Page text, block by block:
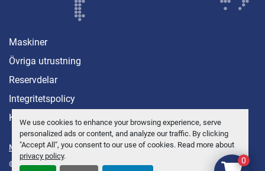
We use cookies to enhance your browsing experience, serve
personalized ads or content, and analyze our traffic. By clicking
"Accept All", you consent to our use of cookies. Read more about
privacy policy.
Maskiner
Övriga utrustning
Reservdelar
Integritetspolicy
Kontakt
Manage Cookies
© Copyright Anders Brolin AB 2026 0